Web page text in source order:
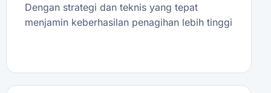
Dengan strategi dan teknis yang tepat
menjamin keberhasilan penagihan lebih tinggi